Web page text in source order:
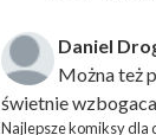
Daniel
Można też
świetnie
Najlepsze komiksy dla